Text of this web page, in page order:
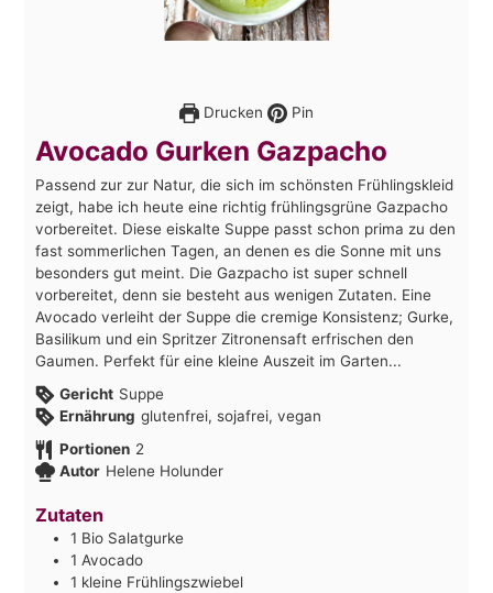
Drucken Pin
Avocado Gurken Gazpacho
Passend zur zur Natur, die sich im schönsten Frühlingskleid
zeigt, habe ich heute eine richtig frühlingsgrüne Gazpacho
vorbereitet. Diese eiskalte Suppe passt schon prima zu den
fast sommerlichen Tagen, an denen es die Sonne mit uns
besonders gut meint. Die Gazpacho ist super schnell
vorbereitet, denn sie besteht aus wenigen Zutaten. Eine
Avocado verleiht der Suppe die cremige Konsistenz; Gurke,
Basilikum und ein Spritzer Zitronensaft erfrischen den
Gaumen. Perfekt für eine kleine Auszeit im Garten...
Gericht Suppe
Ernährung glutenfrei, sojafrei, vegan
Portionen 2
Autor Helene Holunder
Zutaten
1 Bio Salatgurke
1 Avocado
1 kleine Frühlingszwiebel